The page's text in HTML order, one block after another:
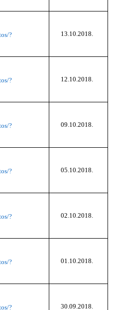
?
13.10.2018.
?
12.10.2018.
?
09.10.2018.
?
05.10.2018.
?
02.10.2018.
?
01.10.2018.
?
30.09.2018.